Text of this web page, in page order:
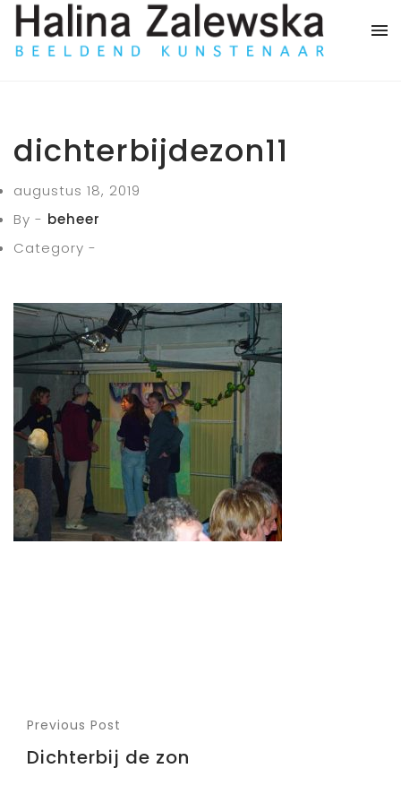
dichterbijdezon11
augustus 18, 2019
By - beheer
Category -
Previous Post
Dichterbij de zon